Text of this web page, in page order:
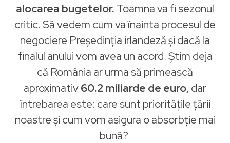
alocarea bugetelor. Toamna va fi sezonul
critic. Să vedem cum va înainta procesul de
negociere Președinția irlandezăși dacă la
finalul anului vom avea un acord. Știm deja
că România ar urma să primească
aproximativ60.2 miliarde de euro, dar
întrebarea este: care sunt prioritățile țării
noastre și cum vom asigura o absorbție mai
bună?